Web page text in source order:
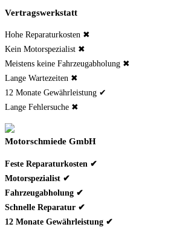
Vertragswerkstatt
Hohe Reparaturkosten ✖
Kein Motorspezialist ✖
Meistens keine Fahrzeugabholung ✖
Lange Wartezeiten ✖
12 Monate Gewährleistung ✔
Lange Fehlersuche ✖
Motorschmiede GmbH
Feste Reparaturkosten ✔
Motorspezialist ✔
Fahrzeugabholung ✔
Schnelle Reparatur ✔
12 Monate Gewährleistung ✔